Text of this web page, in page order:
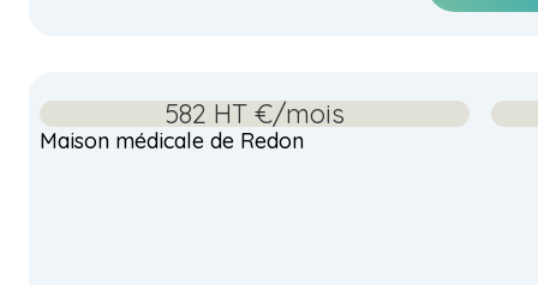
582 HT €/mois
Maison médicale de Redon